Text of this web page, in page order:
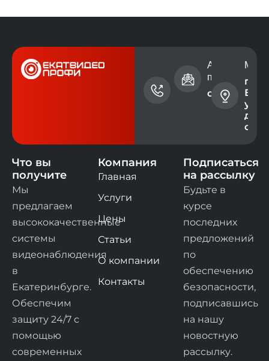
телефона
+7 (343)
Адрес
почты
г.
ул.
дом
Что вы
получите
Мы
предлагаем
высококачественные
системы
видеонаблюдения
в
Екатеринбурге.
Обеспечим
защиту 24/7 с
помощью
современных
Компания
Главная
Услуги
Цены
Статьи
О компании
Контакты
Подписаться
на рассылку
Будьте в
курсе
последних
предложений
по
обеспечению
безопасности,
подписавшись
на нашу
новостную
рассылку.